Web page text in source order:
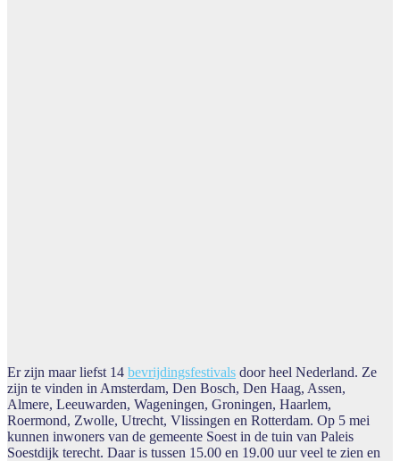
Er zijn maar liefst 14 bevrijdingsfestivals door heel Nederland. Ze
zijn te vinden in Amsterdam, Den Bosch, Den Haag, Assen,
Almere, Leeuwarden, Wageningen, Groningen, Haarlem,
Roermond, Zwolle, Utrecht, Vlissingen en Rotterdam. Op 5 mei
kunnen inwoners van de gemeente Soest in de tuin van Paleis
Soestdijk terecht. Daar is tussen 15.00 en 19.00 uur veel te zien en